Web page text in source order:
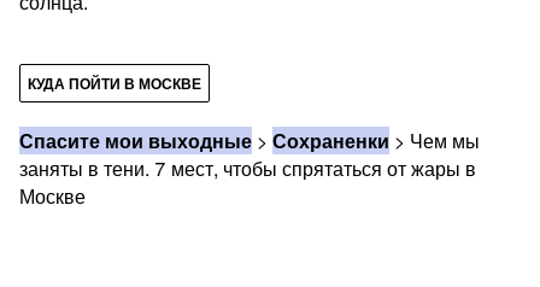
КУДА ПОЙТИ В МОСКВЕ
Спасите мои выходные > Сохраненки > Чем мы
заняты в тени. 7 мест, чтобы спрятаться от жары в
Москве